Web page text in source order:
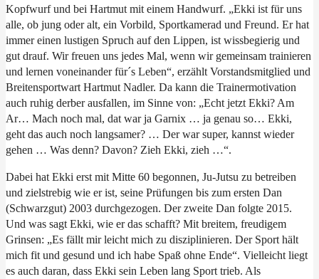
Kopfwurf und bei Hartmut mit einem Handwurf. „Ekki ist für uns
alle, ob jung oder alt, ein Vorbild, Sportkamerad und Freund. Er hat
immer einen lustigen Spruch auf den Lippen, ist wissbegierig und
gut drauf. Wir freuen uns jedes Mal, wenn wir gemeinsam trainieren
und lernen voneinander für´s Leben“, erzählt Vorstandsmitglied und
Breitensportwart Hartmut Nadler. Da kann die Trainermotivation
auch ruhig derber ausfallen, im Sinne von: „Echt jetzt Ekki? Am
Ar… Mach noch mal, dat war ja Garnix … ja genau so… Ekki,
geht das auch noch langsamer? … Der war super, kannst wieder
gehen … Was denn? Davon? Zieh Ekki, zieh …“.
Dabei hat Ekki erst mit Mitte 60 begonnen, Ju-Jutsu zu betreiben
und zielstrebig wie er ist, seine Prüfungen bis zum ersten Dan
(Schwarzgut) 2003 durchgezogen. Der zweite Dan folgte 2015.
Und was sagt Ekki, wie er das schafft? Mit breitem, freudigem
Grinsen: „Es fällt mir leicht mich zu disziplinieren. Der Sport hält
mich fit und gesund und ich habe Spaß ohne Ende“. Vielleicht liegt
es auch daran, dass Ekki sein Leben lang Sport trieb. Als